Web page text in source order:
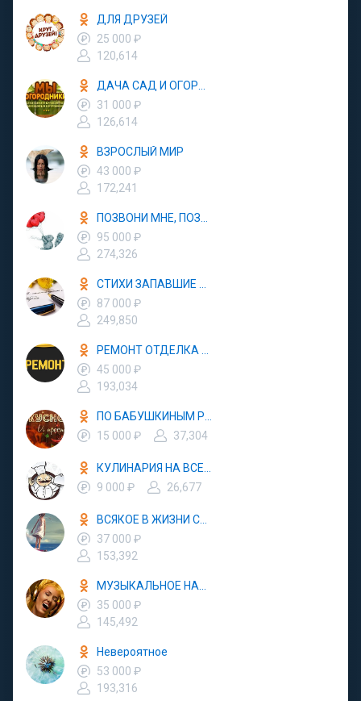
ДЛЯ ДРУЗЕЙ
25 000 ₽
120,614
31 000 ₽
126,614
ВЗРОСЛЫЙ МИР
43 000 ₽
172,241
95 000 ₽
274,326
87 000 ₽
249,850
45 000 ₽
193,034
15 000 ₽
37,304
9 000 ₽
26,677
37 000 ₽
153,392
35 000 ₽
145,492
Невероятное
53 000 ₽
193,316